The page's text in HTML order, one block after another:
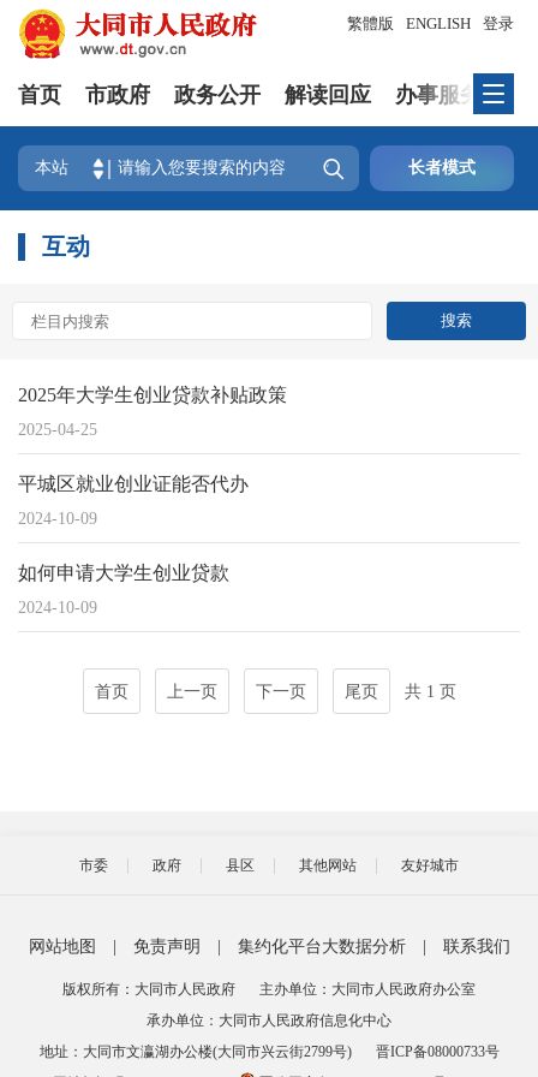
登录
繁體版 ENGLISH
首页 市政府 政务公开 解读回应 办事服务
本站  长者模式
互动
2025年大学生创业贷款补贴政策
2025-04-25
平城区就业创业证能否代办
2024-10-09
如何申请大学生创业贷款
2024-10-09
首页 上一页 下一页 尾页 共 1 页
市委 政府 县区 其他网站 友好城市
网站地图 免责声明 集约化平台大数据分析 联系我们
版权所有：大同市人民政府
主办单位：大同市人民政府办公室
承办单位：大同市人民政府信息化中心
地址：大同市文瀛湖办公楼(大同市兴云街2799号)
晋ICP备08000733号